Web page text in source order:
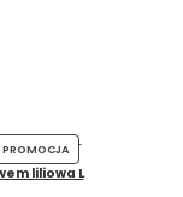
PROMOCJA
liliowa L